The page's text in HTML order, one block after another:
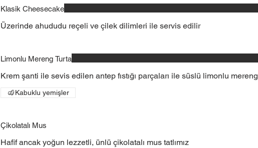
Klasik Cheesecake
Üzerinde ahududu reçeli ve çilek dilimleri ile servis edilir
Limonlu Mereng Turta
Krem şanti ile sevis edilen antep fıstığı parçaları ile süslü limonlu mereng
Kabuklu yemişler
Çikolatalı Mus
Hafif ancak yoğun lezzetli, ünlü çikolatalı mus tatlımız